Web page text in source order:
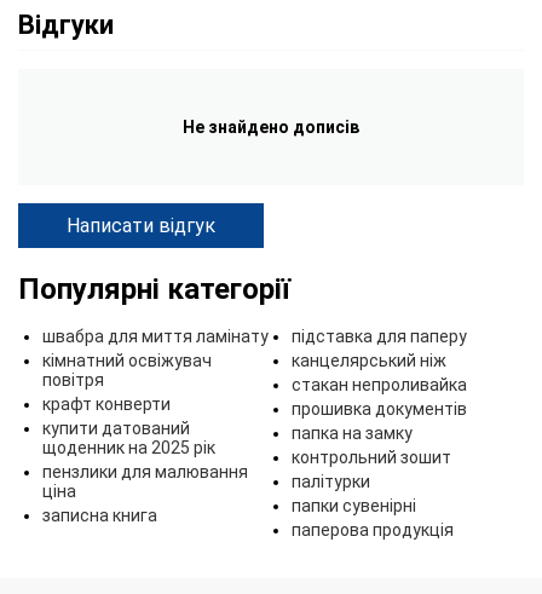
Відгуки
Не знайдено дописів
Написати відгук
Популярні категорії
швабра для миття ламінату
кімнатний освіжувач
повітря
крафт конверти
купити датований
щоденник на 2025 рік
пензлики для малювання
ціна
записна книга
підставка для паперу
канцелярський ніж
стакан непроливайка
прошивка документів
папка на замку
контрольний зошит
палітурки
папки сувенірні
паперова продукція